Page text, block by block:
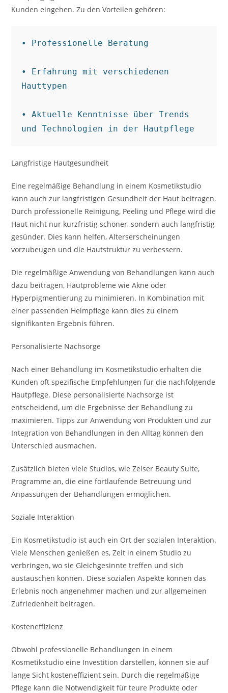
Kunden eingehen. Zu den Vorteilen gehören:
• Professionelle Beratung
• Erfahrung mit verschiedenen
Hauttypen
• Aktuelle Kenntnisse über Trends
und Technologien in der Hautpflege
Langfristige Hautgesundheit
Eine regelmäßige Behandlung in einem Kosmetikstudio
kann auch zur langfristigen Gesundheit der Haut beitragen.
Durch professionelle Reinigung, Peeling und Pflege wird die
Haut nicht nur kurzfristig schöner, sondern auch langfristig
gesünder. Dies kann helfen, Alterserscheinungen
vorzubeugen und die Hautstruktur zu verbessern.
Die regelmäßige Anwendung von Behandlungen kann auch
dazu beitragen, Hautprobleme wie Akne oder
Hyperpigmentierung zu minimieren. In Kombination mit
einer passenden Heimpflege kann dies zu einem
signifikanten Ergebnis führen.
Personalisierte Nachsorge
Nach einer Behandlung im Kosmetikstudio erhalten die
Kunden oft spezifische Empfehlungen für die nachfolgende
Hautpflege. Diese personalisierte Nachsorge ist
entscheidend, um die Ergebnisse der Behandlung zu
maximieren. Tipps zur Anwendung von Produkten und zur
Integration von Behandlungen in den Alltag können den
Unterschied ausmachen.
Zusätzlich bieten viele Studios, wie Zeiser Beauty Suite,
Programme an, die eine fortlaufende Betreuung und
Anpassungen der Behandlungen ermöglichen.
Soziale Interaktion
Ein Kosmetikstudio ist auch ein Ort der sozialen Interaktion.
Viele Menschen genießen es, Zeit in einem Studio zu
verbringen, wo sie Gleichgesinnte treffen und sich
austauschen können. Diese sozialen Aspekte können das
Erlebnis noch angenehmer machen und zur allgemeinen
Zufriedenheit beitragen.
Kosteneffizienz
Obwohl professionelle Behandlungen in einem
Kosmetikstudio eine Investition darstellen, können sie auf
lange Sicht kosteneffizient sein. Durch die regelmäßige
Pflege kann die Notwendigkeit für teure Produkte oder